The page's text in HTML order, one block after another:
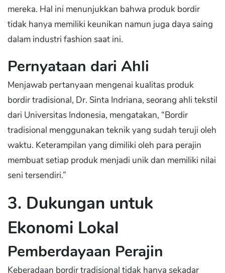
mereka. Hal ini menunjukkan bahwa produk bordir
tidak hanya memiliki keunikan namun juga daya saing
dalam industri fashion saat ini.
Pernyataan dari Ahli
Menjawab pertanyaan mengenai kualitas produk
bordir tradisional, Dr. Sinta Indriana, seorang ahli tekstil
dari Universitas Indonesia, mengatakan, “Bordir
tradisional menggunakan teknik yang sudah teruji oleh
waktu. Keterampilan yang dimiliki oleh para perajin
membuat setiap produk menjadi unik dan memiliki nilai
seni tersendiri.”
3. Dukungan untuk
Ekonomi Lokal
Pemberdayaan Perajin
Keberadaan bordir tradisional tidak hanya sekadar